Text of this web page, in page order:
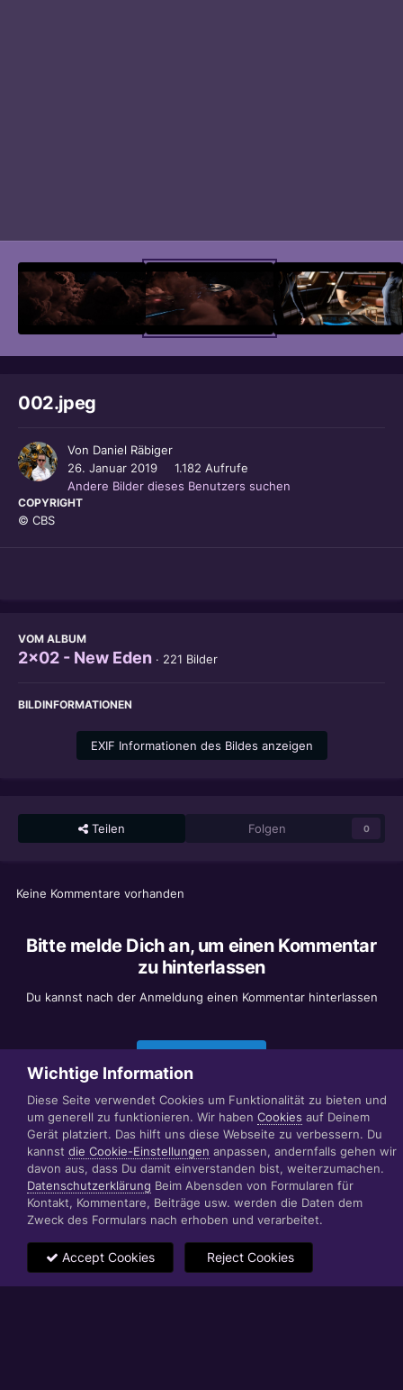
002.jpeg
Von Daniel Räbiger
26. Januar 2019
1.182 Aufrufe
Andere Bilder dieses Benutzers suchen
COPYRIGHT
© CBS
VOM ALBUM
2x02 - New Eden · 221 Bilder
BILDINFORMATIONEN
EXIF Informationen des Bildes anzeigen
Teilen Folgen 0
Keine Kommentare vorhanden
Bitte melde Dich an, um einen Kommentar
zu hinterlassen
Du kannst nach der Anmeldung einen Kommentar hinterlassen
Datenschutzerklärung Impressum
© 1999 - 2022 RÄBIGER IT|WEB|VIDEO|CONSULTING
www.raebiger.pro
Powered by Invision Community
Wichtige Information
Diese Seite verwendet Cookies um Funktionalität zu bieten und
um generell zu funktionieren. Wir haben Cookies auf Deinem
Gerät platziert. Das hilft uns diese Webseite zu verbessern. Du
kannst die Cookie-Einstellungen anpassen, andernfalls gehen wir
davon aus, dass Du damit einverstanden bist, weiterzumachen.
Datenschutzerklärung Beim Abensden von Formularen für
Kontakt, Kommentare, Beiträge usw. werden die Daten dem
Zweck des Formulars nach erhoben und verarbeitet.
Accept Cookies Reject Cookies